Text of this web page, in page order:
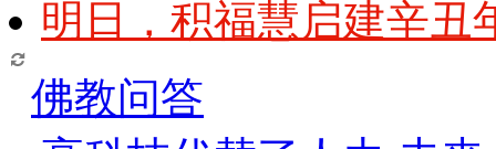
明日，积福慧启建辛丑
佛教问答